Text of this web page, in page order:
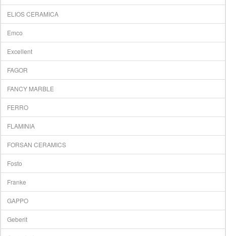
ELIOS CERAMICA
Emco
Excellent
FAGOR
FANCY MARBLE
FERRO
FLAMINIA
FORSAN CERAMICS
Fosto
Franke
GAPPO
Geberit